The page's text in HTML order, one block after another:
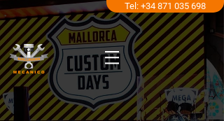
Tel: +34 871 035 698